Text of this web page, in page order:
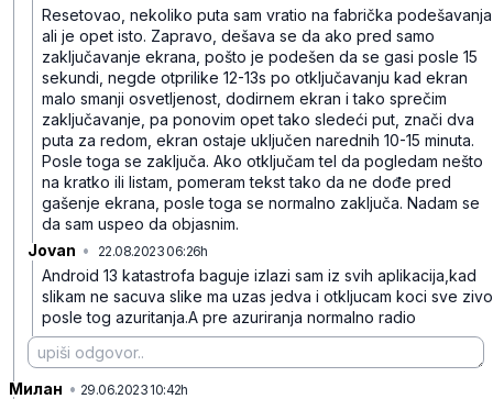
Resetovao, nekoliko puta sam vratio na fabrička podešavanja
ali je opet isto. Zapravo, dešava se da ako pred samo
zaključavanje ekrana, pošto je podešen da se gasi posle 15
sekundi, negde otprilike 12-13s po otključavanju kad ekran
malo smanji osvetljenost, dodirnem ekran i tako sprečim
zaključavanje, pa ponovim opet tako sledeći put, znači dva
puta za redom, ekran ostaje uključen narednih 10-15 minuta.
Posle toga se zaključa. Ako otključam tel da pogledam nešto
na kratko ili listam, pomeram tekst tako da ne dođe pred
gašenje ekrana, posle toga se normalno zaključa. Nadam se
da sam uspeo da objasnim.
Jovan • 22.08.2023 06:26h
Android 13 katastrofa baguje izlazi sam iz svih aplikacija,kad
slikam ne sacuva slike ma uzas jedva i otkljucam koci sve zivo
posle tog azuritanja.A pre azuriranja normalno radio
Милан • 29.06.2023 10:42h